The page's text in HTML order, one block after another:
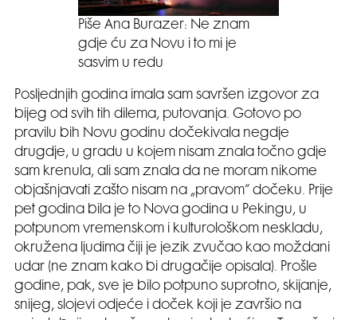
Piše Ana Burazer: Ne znam
gdje ću za Novu i to mi je
sasvim u redu
Posljednjih godina imala sam savršen izgovor za
bijeg od svih tih dilema, putovanja. Gotovo po
pravilu bih Novu godinu dočekivala negdje
drugdje, u gradu u kojem nisam znala točno gdje
sam krenula, ali sam znala da ne moram nikome
objašnjavati zašto nisam na „pravom“ dočeku. Prije
pet godina bila je to Nova godina u Pekingu, u
potpunom vremenskom i kulturološkom neskladu,
okružena ljudima čiji je jezik zvučao kao moždani
udar (ne znam kako bi drugačije opisala). Prošle
godine, pak, sve je bilo potpuno suprotno, skijanje,
snijeg, slojevi odjeće i doček koji je završio na